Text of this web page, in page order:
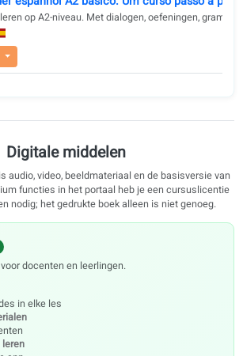
español para extranjeros: Curso A2
leren met een gestructureerde methode. Voor
espanhol A2 básico. Um curso
leren op A2-niveau. Met dialogen,
Digitale middelen
audio, video, beeldmateriaal en de